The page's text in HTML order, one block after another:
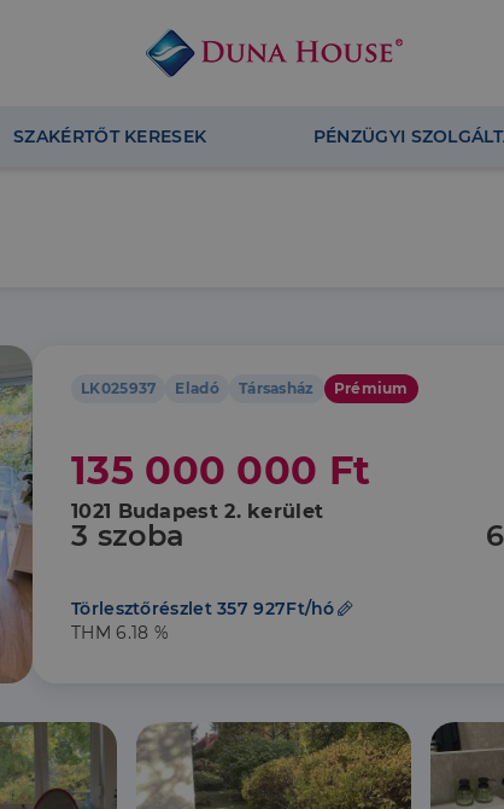
SZAKÉRTŐT KERESEK PÉNZÜGYI
LK025937 Eladó Társasház Prémium
135 000 000 Ft
1021 Budapest 2. kerület
3 szoba
Törlesztőrészlet 357 927Ft/hó
THM 6.18 %